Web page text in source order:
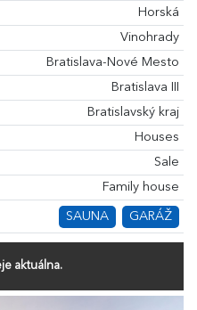
Horská
Vinohrady
Bratislava-Nové Mesto
Bratislava III
Bratislavský kraj
Houses
Sale
Family house
SAUNA GARÁŽ
aktuálna.